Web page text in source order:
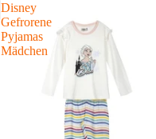
Disney
Gefrorene
Pyjamas
Mädchen